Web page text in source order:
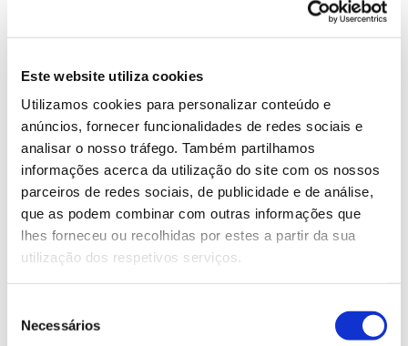
Este website utiliza cookies
Utilizamos cookies para personalizar conteúdo e
anúncios, fornecer funcionalidades de redes sociais e
analisar o nosso tráfego. Também partilhamos
informações acerca da utilização do site com os nossos
parceiros de redes sociais, de publicidade e de análise,
que as podem combinar com outras informações que
lhes forneceu ou recolhidas por estes a partir da sua
utilização dos respetivos serviços.
Necessários
ARS Investigação e
ordenamento da paisagem rural capaz de contribuir
para a prevenção de incêndios. Para acompanhar é
necessária inscrição
Saiba mais sobre este evento do projeto
Scapefire
13.07.2026
conhecer para conservar